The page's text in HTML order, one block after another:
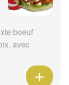
boeuf
avec